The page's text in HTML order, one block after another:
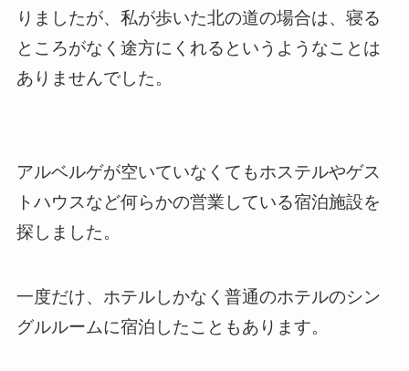
りましたが、私が歩いた北の道の場合は、寝る
ところがなく途方にくれるというようなことは
ありませんでした。
アルベルゲが空いていなくてもホステルやゲス
トハウスなど何らかの営業している宿泊施設を
探しました。
一度だけ、ホテルしかなく普通のホテルのシン
グルルームに宿泊したこともあります。